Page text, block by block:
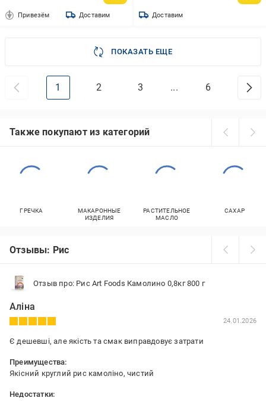
Привезём Доставим Доставим
ПОКАЗАТЬ ЕЩЕ
1 2 3 ... 6
Также покупают из категорий
ГРЕЧКА
МАКАРОННЫЕ
ИЗДЕЛИЯ
РАСТИТЕЛЬНОЕ
МАСЛО
САХАР
Отзывы: Рис
Отзыв про: Рис Art Foods Камолино 0,8кг 800 г
Аліна
24.01.2026
Є дешевші, але якість та смак виправдовує затрати
Преимущества:
Якісний круглий рис камоліно, чистий
Недостатки: